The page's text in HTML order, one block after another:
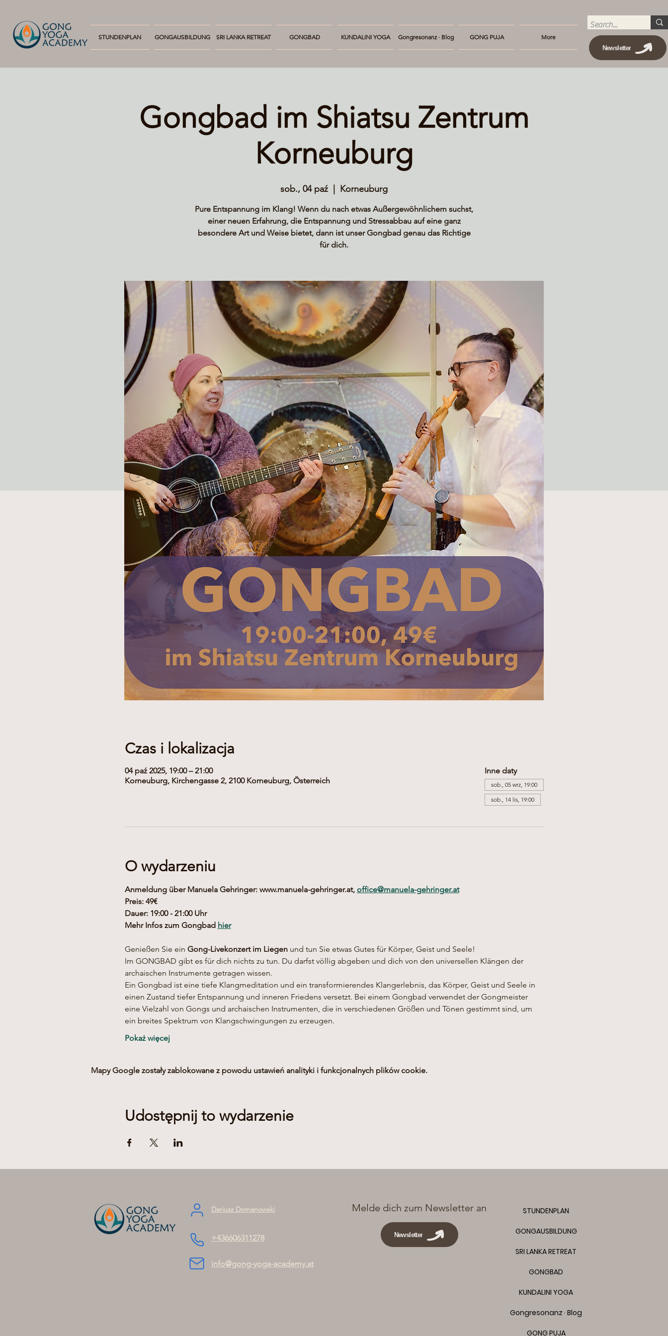
STUNDENPLAN GONGAUSBILDUNG SRI LANKA RETREAT GONGBAD KUNDALINI YOGA Gongresonanz · Blog GONG PUJA
More
Newsletter
Gongbad im Shiatsu Zentrum
Korneuburg
sob., 04 paź Korneuburg
Pure Entspannung im Klang! Wenn du nach etwas Außergewöhnlichem suchst,
einer neuen Erfahrung, die Entspannung und Stressabbau auf eine ganz
besondere Art und Weise bietet, dann ist unser Gongbad genau das Richtige
für dich.
Czas i lokalizacja
04 paź 2025, 19:00 – 21:00
Korneuburg, Kirchengasse 2, 2100 Korneuburg, Österreich
Inne daty
sob., 05 wrz, 19:00
sob., 14 lis, 19:00
O wydarzeniu
Anmeldung über Manuela Gehringer: www.manuela-gehringer.at, office@manuela-gehringer.at
Preis: 49€
Dauer: 19:00 - 21:00 Uhr
Mehr Infos zum Gongbad hier
Genießen Sie ein Gong-Livekonzert im Liegen und tun Sie etwas Gutes für Körper, Geist und Seele!
Im GONGBAD gibt es für dich nichts zu tun. Du darfst völlig abgeben und dich von den universellen Klängen der
archaischen Instrumente getragen wissen.
Ein Gongbad ist eine tiefe Klangmeditation und ein transformierendes Klangerlebnis, das Körper, Geist und Seele in
einen Zustand tiefer Entspannung und inneren Friedens versetzt. Bei einem Gongbad verwendet der Gongmeister
eine Vielzahl von Gongs und archaischen Instrumenten, die in verschiedenen Größen und Tönen gestimmt sind, um
ein breites Spektrum von Klangschwingungen zu erzeugen.
Pokaż więcej
Mapy Google zostały zablokowane z powodu ustawień analityki i funkcjonalnych plików cookie.
Udostępnij to wydarzenie
Dariusz Domanowski
+436606311278
info@gong-yoga-academy.at
Melde dich zum Newsletter an
Newsletter
STUNDENPLAN
GONGAUSBILDUNG
SRI LANKA RETREAT
GONGBAD
KUNDALINI YOGA
Gongresonanz · Blog
GONG PUJA